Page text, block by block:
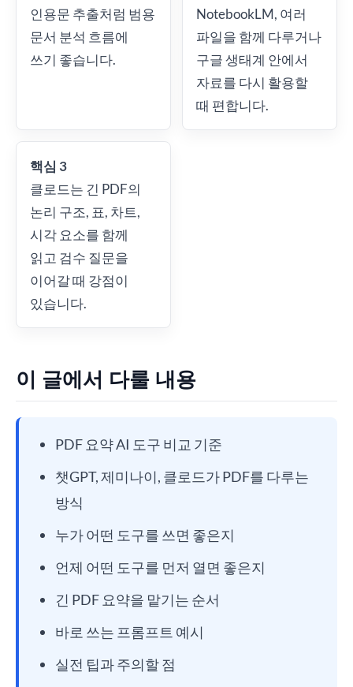
인용문 추출처럼 범용
문서 분석 흐름에
쓰기 좋습니다.
NotebookLM, 여러
파일을 함께 다루거나
구글 생태계 안에서
자료를 다시 활용할
때 편합니다.
핵심 3
클로드는 긴 PDF의
논리 구조, 표, 차트,
시각 요소를 함께
읽고 검수 질문을
이어갈 때 강점이
있습니다.
이 글에서 다룰 내용
PDF 요약 AI 도구 비교 기준
챗GPT, 제미나이, 클로드가 PDF를 다루는
방식
누가 어떤 도구를 쓰면 좋은지
언제 어떤 도구를 먼저 열면 좋은지
긴 PDF 요약을 맡기는 순서
바로 쓰는 프롬프트 예시
실전 팁과 주의할 점